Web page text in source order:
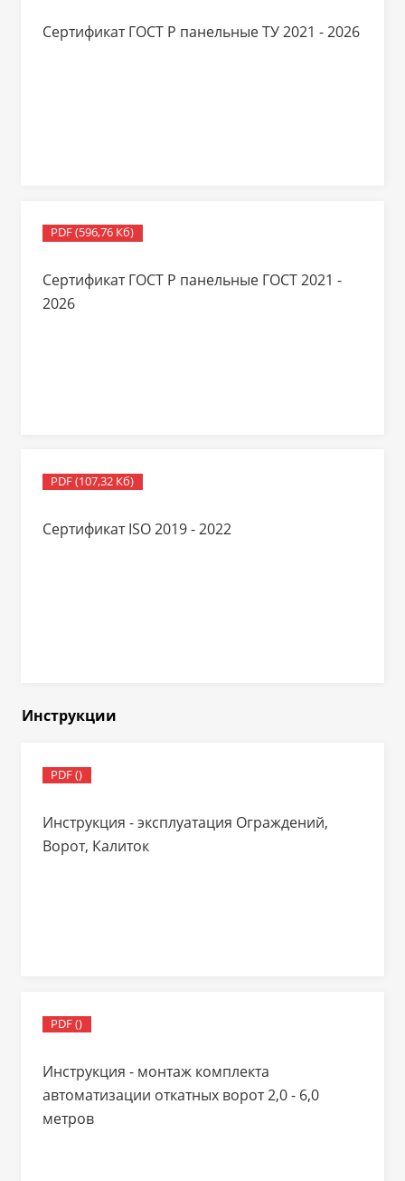
Сертификат ГОСТ Р панельные ТУ 2021 - 2026
PDF (596,76 Кб)
Сертификат ГОСТ Р панельные ГОСТ 2021 -
2026
PDF (107,32 Кб)
Сертификат ISO 2019 - 2022
Инструкции
PDF ()
Инструкция - эксплуатация Ограждений,
Ворот, Калиток
PDF ()
Инструкция - монтаж комплекта
автоматизации откатных ворот 2,0 - 6,0
метров